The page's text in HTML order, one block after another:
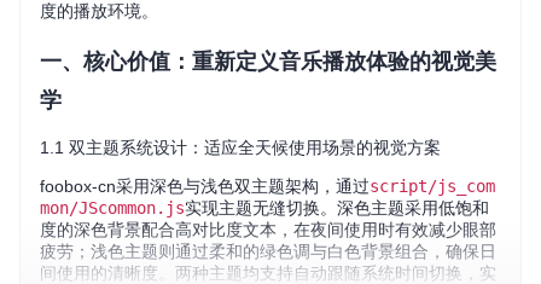
度的播放环境。
一、核心价值：重新定义音乐播放体验的视觉美
学
1.1 双主题系统设计：适应全天候使用场景的视觉方案
foobox-cn采用深色与浅色双主题架构，通过script/js_com
mon/JScommon.js实现主题无缝切换。深色主题采用低饱和
度的深色背景配合高对比度文本，在夜间使用时有效减少眼部
疲劳；浅色主题则通过柔和的绿色调与白色背景组合，确保日
间使用的清晰度。两种主题均支持自动跟随系统时间切换，实